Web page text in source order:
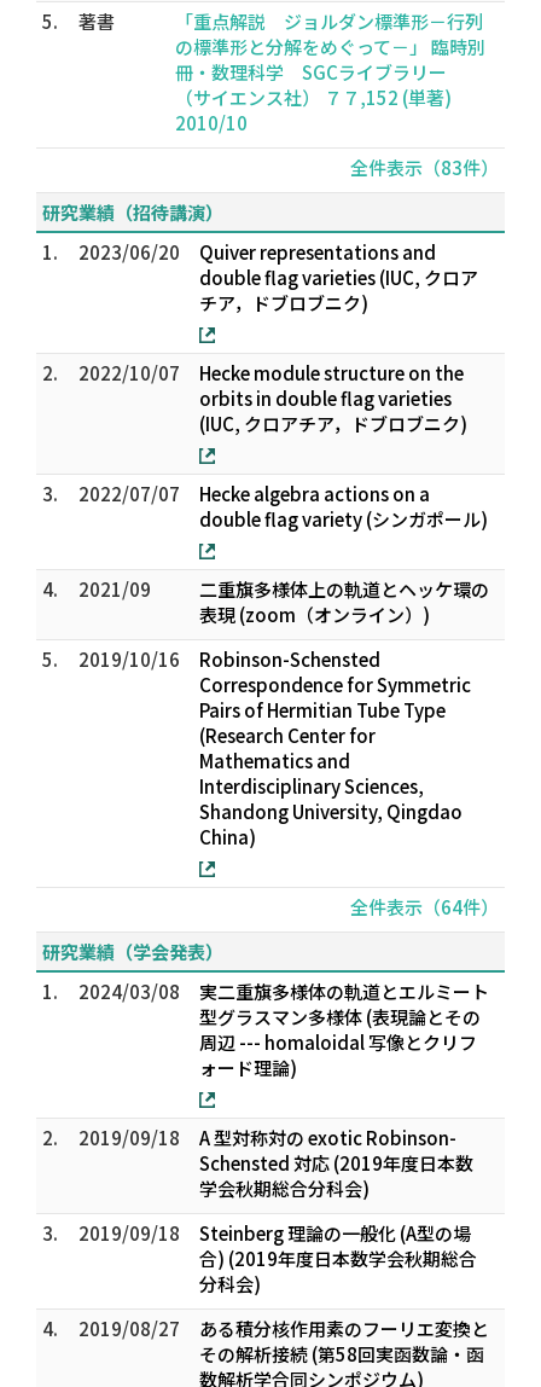
5.
著書
「重点解説 ジョルダン標準形－行列
の標準形と分解をめぐって－」 臨時別
冊・数理科学 SGCライブラリー
（サイエンス社） ７７,152 (単著)
2010/10
全件表示（83件）
研究業績（招待講演）
1.
2023/06/20
Quiver representations and
double flag varieties (IUC, クロア
チア，ドブロブニク)
2. 2022/10/07
Hecke module structure on the
orbits in double flag varieties
(IUC, クロアチア，ドブロブニク)
3. 2022/07/07
Hecke algebra actions on a
double flag variety (シンガポール)
4. 2021/09
二重旗多様体上の軌道とヘッケ環の
表現 (zoom（オンライン）)
5.
2019/10/16
Robinson-Schensted
Correspondence for Symmetric
Pairs of Hermitian Tube Type
(Research Center for
Mathematics and
Interdisciplinary Sciences,
Shandong University, Qingdao
China)
全件表示（64件）
研究業績（学会発表）
1.
2024/03/08
実二重旗多様体の軌道とエルミート
型グラスマン多様体 (表現論とその
周辺 --- homaloidal 写像とクリフ
ォード理論)
2. 2019/09/18
A 型対称対の exotic Robinson-
Schensted 対応 (2019年度日本数
学会秋期総合分科会)
3.
2019/09/18
Steinberg 理論の一般化 (A型の場
合) (2019年度日本数学会秋期総合
分科会)
4.
2019/08/27
ある積分核作用素のフーリエ変換と
その解析接続 (第58回実函数論・函
数解析学合同シンポジウム)